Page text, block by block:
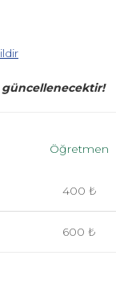
güncellenecektir!
Öğretmen
400 ₺
600 ₺